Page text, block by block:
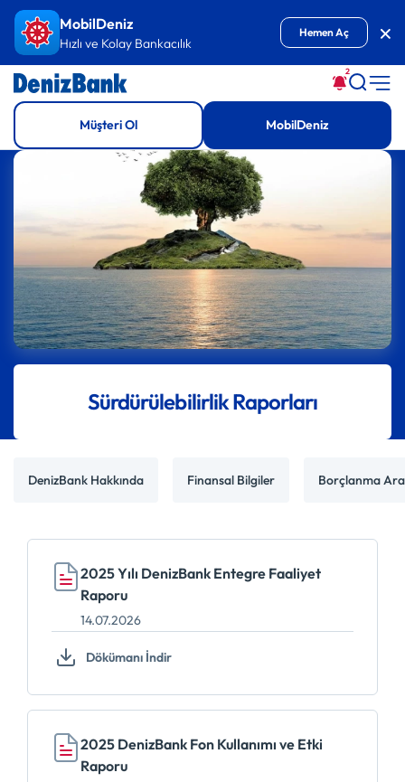
İçeriğe GitMobilDeniz
Hızlı ve Kolay Bankacılık
Hemen Aç
2
Müşteri Ol MobilDeniz
Sürdürülebilirlik Raporları
DenizBank Hakkında Finansal Bilgiler Borçlanma
2025 Yılı DenizBank Entegre Faaliyet
Raporu
14.07.2026
Dökümanı İndir
2025 DenizBank Fon Kullanımı ve Etki
Raporu